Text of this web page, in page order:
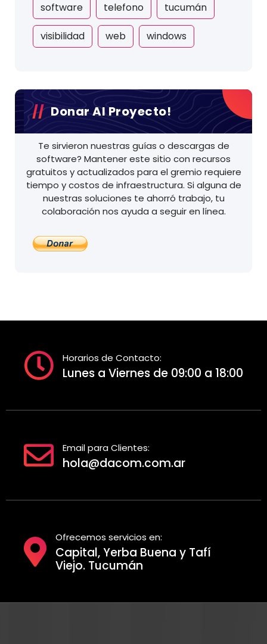
software telefono tucumán
visibilidad web windows
Donar Al Proyecto!
Te sirvieron nuestras guías o descargas de
software? Mantener este sitio con recursos
gratuitos y actualizados para el gremio requiere
tiempo y costos de infraestructura. Si alguna de
nuestras soluciones te ahorró trabajo, tu
colaboración nos ayuda a seguir en línea.
Horarios de Contacto:
Lunes a Viernes de 09:00 a 18:00
Email para Clientes:
hola@dacom.com.ar
Ofrecemos servicios en:
Capital, Yerba Buena y Tafí
Viejo. Tucumán